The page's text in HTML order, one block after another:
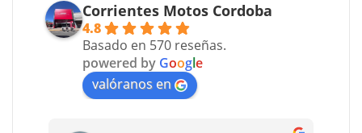
Corrientes Motos Cordoba
4.8
Basado en 570 reseñas.
powered by Google
valóranos en